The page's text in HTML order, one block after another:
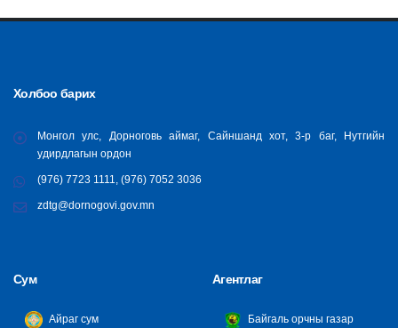
Холбоо барих
Монгол улс, Дорноговь аймаг, Сайншанд хот, 3-р баг, Нутгийн
удирдлагын ордон
(976) 7723 1111, (976) 7052 3036
zdtg@dornogovi.gov.mn
Сум
Айраг сум
Агентлаг
Байгаль орчны газар